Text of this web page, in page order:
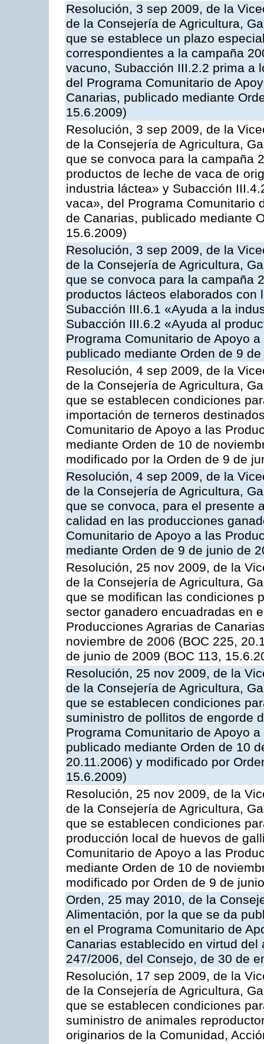
Resolución, 3 sep 2009, de la
de la Consejería de Agricultura,
que se establece un plazo
correspondientes a la campaña
vacuno, Subacción III.2.2 prima a
del Programa Comunitario de
Canarias, publicado mediante
15.6.2009)
Resolución, 3 sep 2009, de la
de la Consejería de Agricultura,
que se convoca para la campaña
productos de leche de vaca de
industria láctea» y Subacción
vaca», del Programa Comunitario
de Canarias, publicado mediante
15.6.2009)
Resolución, 3 sep 2009, de la
de la Consejería de Agricultura,
que se convoca para la campaña
productos lácteos elaborados
Subacción III.6.1 «Ayuda a la
Subacción III.6.2 «Ayuda al
Programa Comunitario de Apoyo
publicado mediante Orden de 9
Resolución, 4 sep 2009, de la
de la Consejería de Agricultura,
que se establecen condiciones
importación de terneros
Comunitario de Apoyo a las
mediante Orden de 10 de
modificado por la Orden de 9 de
Resolución, 4 sep 2009, de la
de la Consejería de Agricultura,
que se convoca, para el presente
calidad en las producciones
Comunitario de Apoyo a las
mediante Orden de 9 de junio de
Resolución, 25 nov 2009, de la
de la Consejería de Agricultura,
que se modifican las condiciones
sector ganadero encuadradas en
Producciones Agrarias de
noviembre de 2006 (BOC 225,
de junio de 2009 (BOC 113,
Resolución, 25 nov 2009, de la
de la Consejería de Agricultura,
que se establecen condiciones
suministro de pollitos de engorde
Programa Comunitario de Apoyo
publicado mediante Orden de 10
20.11.2006) y modificado por
15.6.2009)
Resolución, 25 nov 2009, de la
de la Consejería de Agricultura,
que se establecen condiciones
producción local de huevos de
Comunitario de Apoyo a las
mediante Orden de 10 de
modificado por Orden de 9 de
Orden, 25 may 2010, de la
Alimentación, por la que se da
en el Programa Comunitario de
Canarias establecido en virtud del
247/2006, del Consejo, de 30 de
Resolución, 17 sep 2009, de la
de la Consejería de Agricultura,
que se establecen condiciones
suministro de animales
originarios de la Comunidad,